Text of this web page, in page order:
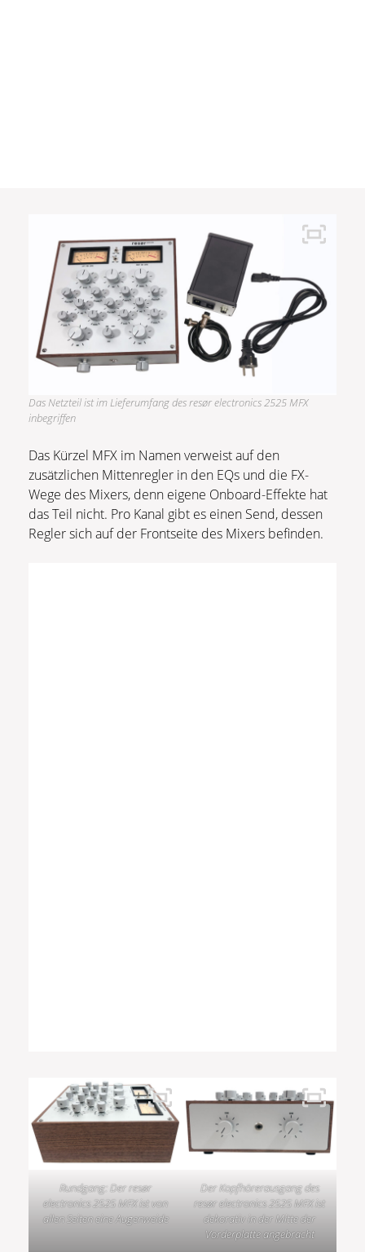
Das Netzteil ist im Lieferumfang des resør electronics 2525 MFX
inbegriffen
Das Kürzel MFX im Namen verweist auf den
zusätzlichen Mittenregler in den EQs und die FX-
Wege des Mixers, denn eigene Onboard-Effekte hat
das Teil nicht. Pro Kanal gibt es einen Send, dessen
Regler sich auf der Frontseite des Mixers befinden.
Rundgang: Der resør
electronics 2525 MFX ist von
allen Seiten eine Augenweide
Der Kopfhörerausgang des
resør electronics 2525 MFX ist
dekorativ in der Mitte der
Vorderplatte angebracht